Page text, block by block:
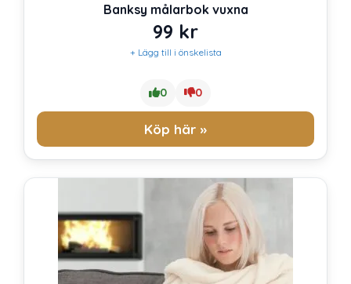
Banksy målarbok vuxna
99 kr
+ Lägg till i önskelista
0 0
Köp här »